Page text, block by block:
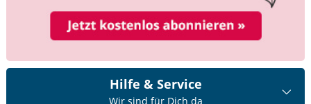
Hilfe & Service
Wir sind für Dich da